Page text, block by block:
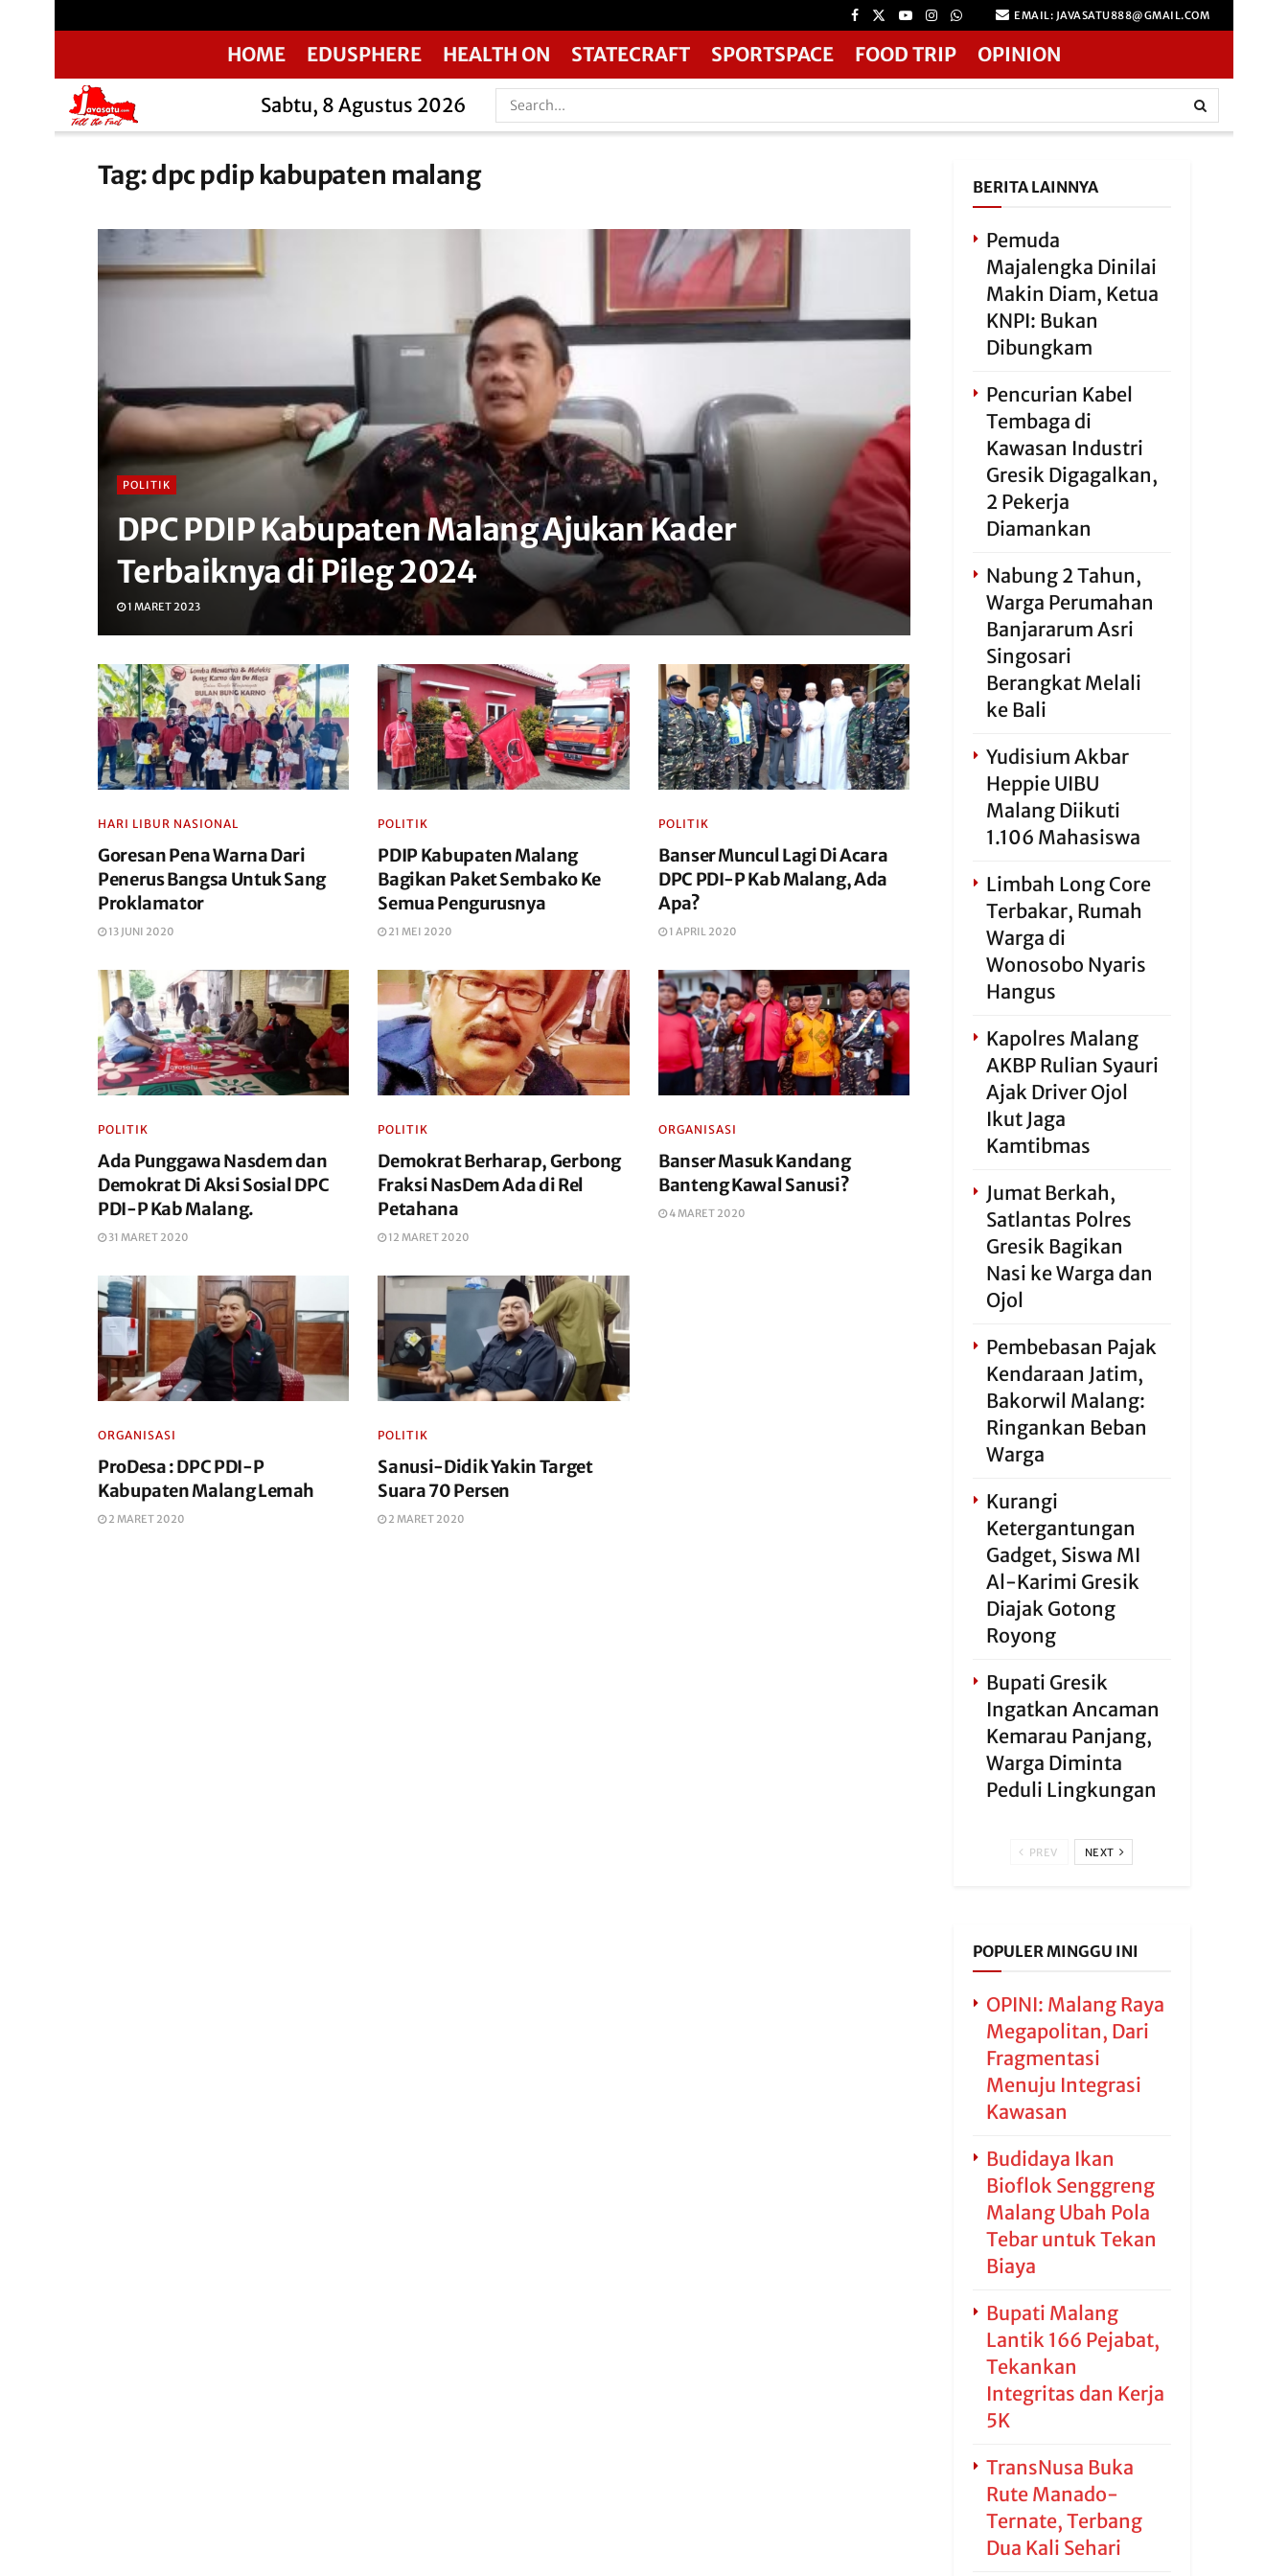
EMAIL: JAVASATU888@GMAIL.COM
HOME EDUSPHERE HEALTH ON STATECRAFT SPORTSPACE FOOD TRIP OPINION
Sabtu, 8 Agustus 2026
Tag:dpc pdip kabupaten malang
POLITIK
DPC PDIP Kabupaten Malang Ajukan Kader
Terbaiknya di Pileg 2024
1 MARET 2023
HARI LIBUR NASIONAL
Goresan Pena Warna Dari
Penerus Bangsa Untuk Sang
Proklamator
13 JUNI 2020
POLITIK
PDIP Kabupaten Malang
Bagikan Paket Sembako Ke
Semua Pengurusnya
21 MEI 2020
POLITIK
Banser Muncul Lagi Di Acara
DPC PDI-P Kab Malang, Ada
Apa?
1 APRIL 2020
POLITIK
Ada Punggawa Nasdem dan
Demokrat Di Aksi Sosial DPC
PDI-P Kab Malang.
31 MARET 2020
POLITIK
Demokrat Berharap, Gerbong
Fraksi NasDem Ada di Rel
Petahana
12 MARET 2020
ORGANISASI
Banser Masuk Kandang
Banteng Kawal Sanusi?
4 MARET 2020
ORGANISASI
ProDesa : DPC PDI-P
Kabupaten Malang Lemah
2 MARET 2020
POLITIK
Sanusi-Didik Yakin Target
Suara 70 Persen
2 MARET 2020
BERITA LAINNYA
Pemuda
Majalengka Dinilai
Makin Diam, Ketua
KNPI: Bukan
Dibungkam
Pencurian Kabel
Tembaga di
Kawasan Industri
Gresik Digagalkan,
2 Pekerja
Diamankan
Nabung 2 Tahun,
Warga Perumahan
Banjararum Asri
Singosari
Berangkat Melali
ke Bali
Yudisium Akbar
Heppie UIBU
Malang Diikuti
1.106 Mahasiswa
Limbah Long Core
Terbakar, Rumah
Warga di
Wonosobo Nyaris
Hangus
Kapolres Malang
AKBP Rulian Syauri
Ajak Driver Ojol
Ikut Jaga
Kamtibmas
Jumat Berkah,
Satlantas Polres
Gresik Bagikan
Nasi ke Warga dan
Ojol
Pembebasan Pajak
Kendaraan Jatim,
Bakorwil Malang:
Ringankan Beban
Warga
Kurangi
Ketergantungan
Gadget, Siswa MI
Al-Karimi Gresik
Diajak Gotong
Royong
Bupati Gresik
Ingatkan Ancaman
Kemarau Panjang,
Warga Diminta
Peduli Lingkungan
PREV NEXT
POPULER MINGGU INI
OPINI: Malang Raya
Megapolitan, Dari
Fragmentasi
Menuju Integrasi
Kawasan
Budidaya Ikan
Bioflok Senggreng
Malang Ubah Pola
Tebar untuk Tekan
Biaya
Bupati Malang
Lantik 166 Pejabat,
Tekankan
Integritas dan Kerja
5K
TransNusa Buka
Rute Manado-
Ternate, Terbang
Dua Kali Sehari